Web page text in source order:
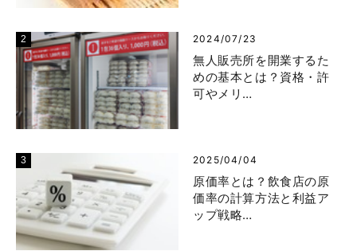
2024/07/23
無人販売所を開業するた
めの基本とは？資格・許
可やメリ…
2025/04/04
原価率とは？飲食店の原
価率の計算方法と利益ア
ップ戦略…